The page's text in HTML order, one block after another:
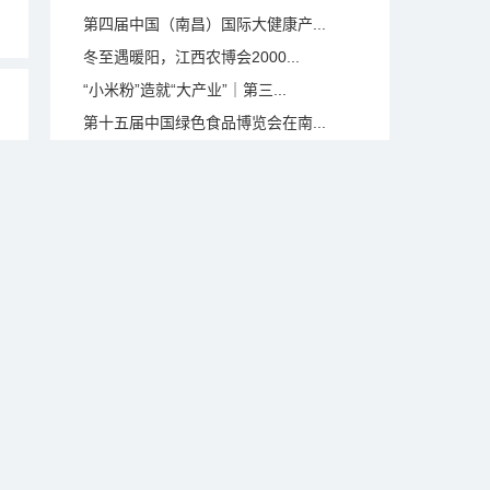
第四届中国（南昌）国际大健康产...
冬至遇暖阳，江西农博会2000...
“小米粉”造就“大产业”｜第三...
第十五届中国绿色食品博览会在南...